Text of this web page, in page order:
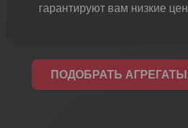
гарантируют вам низкие
ПОДОБРАТЬ АГРЕГАТЫ